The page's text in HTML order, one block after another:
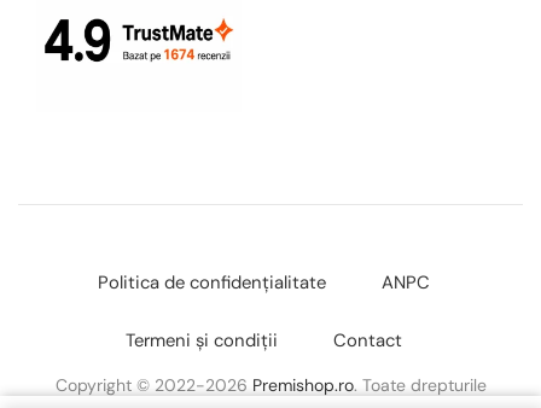
Politica de confidențialitate ANPC
Termeni și condiții Contact
Copyright © 2022-2026 Premishop.ro. Toate drepturile